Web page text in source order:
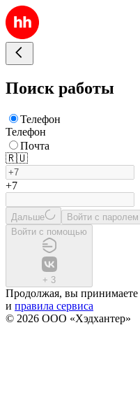
Поиск работы
Телефон
Телефон
Почта
🇷🇺
+7
Дальше
Войти с паролем
Войти с помощью
+ 3
Продолжая, вы принимаете
и правила сервиса
© 2026 ООО «Хэдхантер»